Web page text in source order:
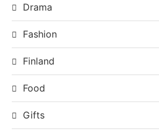
Drama
Fashion
Finland
Food
Gifts